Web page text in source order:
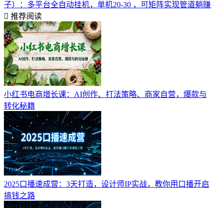
子）：多平台全自动挂机，单机20-30 ，可矩阵实现管道躺赚
推荐阅读
小红书电商增长课：AI创作、打法策略、商家自营，爆款与
转化秘籍
2025口播速成营：3天打造，设计师IP实战，教你用口播开启
搞钱之路